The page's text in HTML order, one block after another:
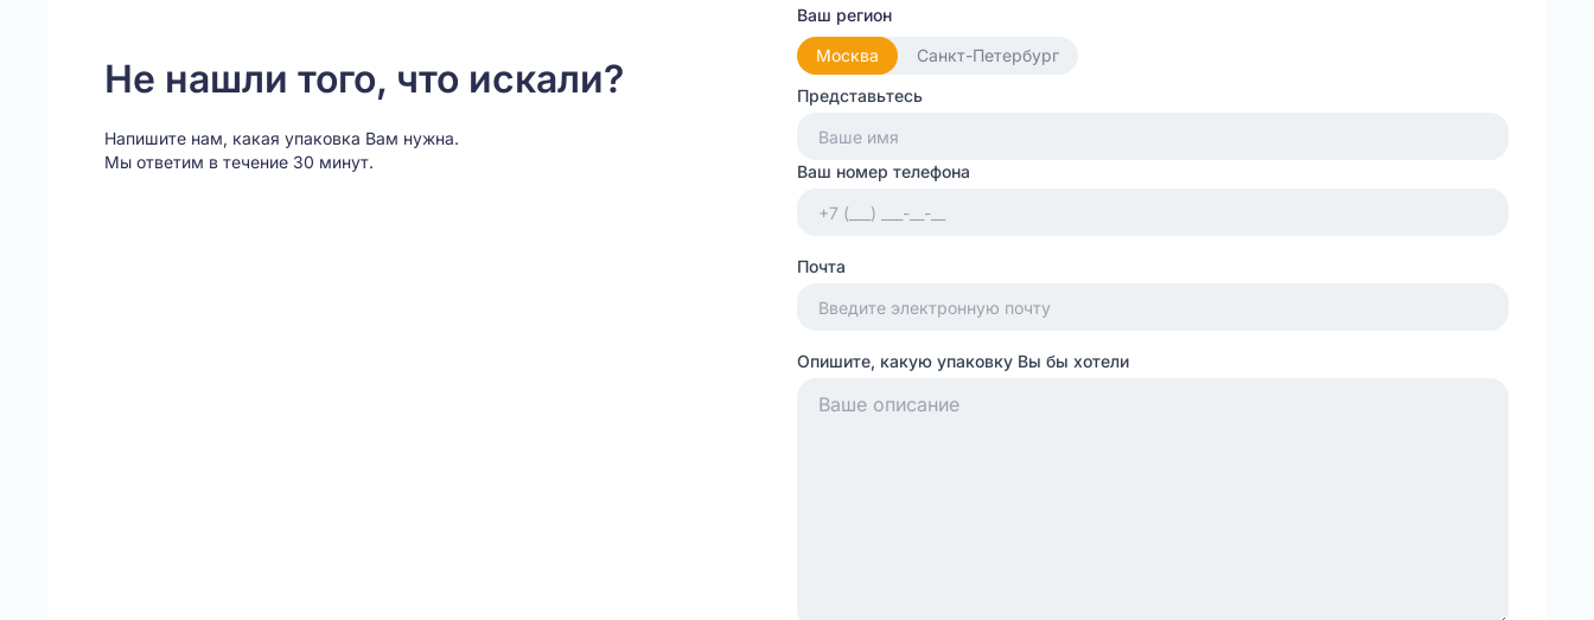
Не нашли того, что искали?
Напишите нам, какая упаковка Вам нужна.
Мы ответим в течение 30 минут.
Ваш регион
Москва
Санкт-Петербург
Представьтесь
Ваш номер телефона
Почта
Опишите, какую упаковку Вы бы хотели